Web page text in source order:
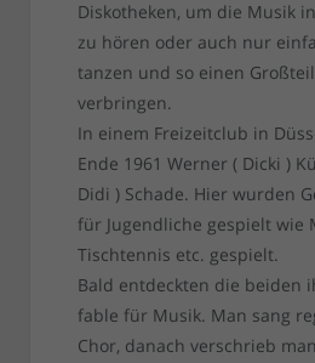
Diskotheken, um die Musik
zu hören oder auch nur
tanzen und so einen
verbringen.
In einem Freizeitclub in
Ende 1961 Werner ( Dicki )
Didi ) Schade. Hier wurden
für Jugendliche gespielt wie
Tischtennis etc. gespielt.
Bald entdeckten die beiden
fable für Musik. Man sang
Chor, danach verschrieb